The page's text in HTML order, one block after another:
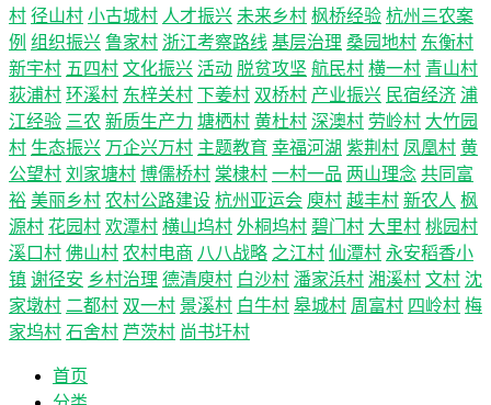
村 径山村 小古城村 人才振兴 未来乡村 枫桥经验 杭州三农案
例 组织振兴 鲁家村 浙江考察路线 基层治理 桑园地村 东衡村
新宇村 五四村 文化振兴 活动 脱贫攻坚 航民村 横一村 青山村
荻浦村 环溪村 东梓关村 下姜村 双桥村 产业振兴 民宿经济 浦
江经验 三农 新质生产力 塘栖村 黄杜村 深澳村 劳岭村 大竹园
村 生态振兴 万企兴万村 主题教育 幸福河湖 紫荆村 凤凰村 黄
公望村 刘家塘村 博儒桥村 棠棣村 一村一品 两山理念 共同富
裕 美丽乡村 农村公路建设 杭州亚运会 庾村 越丰村 新农人 枫
源村 花园村 欢潭村 横山坞村 外桐坞村 碧门村 大里村 桃园村
溪口村 佛山村 农村电商 八八战略 之江村 仙潭村 永安稻香小
镇 谢径安 乡村治理 德清庾村 白沙村 潘家浜村 湘溪村 文村 沈
家墩村 二都村 双一村 景溪村 白牛村 皋城村 周富村 四岭村 梅
家坞村 石舍村 芦茨村 尚书圩村
首页